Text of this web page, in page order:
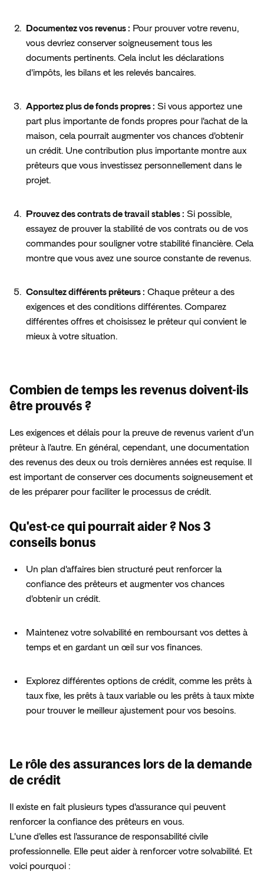
Documentez vos revenus : Pour prouver votre revenu,
vous devriez conserver soigneusement tous les
documents pertinents. Cela inclut les déclarations
d'impôts, les bilans et les relevés bancaires.
Apportez plus de fonds propres : Si vous apportez une
part plus importante de fonds propres pour l'achat de la
maison, cela pourrait augmenter vos chances d'obtenir
un crédit. Une contribution plus importante montre aux
prêteurs que vous investissez personnellement dans le
projet.
Prouvez des contrats de travail stables : Si possible,
essayez de prouver la stabilité de vos contrats ou de vos
commandes pour souligner votre stabilité financière. Cela
montre que vous avez une source constante de revenus.
Consultez différents prêteurs : Chaque prêteur a des
exigences et des conditions différentes. Comparez
différentes offres et choisissez le prêteur qui convient le
mieux à votre situation.
Combien de temps les revenus doivent-ils
être prouvés ?
Les exigences et délais pour la preuve de revenus varient d'un
prêteur à l'autre. En général, cependant, une documentation
des revenus des deux ou trois dernières années est requise. Il
est important de conserver ces documents soigneusement et
de les préparer pour faciliter le processus de crédit.
Qu'est-ce qui pourrait aider ? Nos 3
conseils bonus
Un plan d'affaires bien structuré peut renforcer la
confiance des prêteurs et augmenter vos chances
d'obtenir un crédit.
Maintenez votre solvabilité en remboursant vos dettes à
temps et en gardant un œil sur vos finances.
Explorez différentes options de crédit, comme les prêts à
taux fixe, les prêts à taux variable ou les prêts à taux mixte
pour trouver le meilleur ajustement pour vos besoins.
Le rôle des assurances lors de la demande
de crédit
Il existe en fait plusieurs types d'assurance qui peuvent
renforcer la confiance des prêteurs en vous.
L'une d'elles est l'assurance de responsabilité civile
professionnelle. Elle peut aider à renforcer votre solvabilité. Et
voici pourquoi :